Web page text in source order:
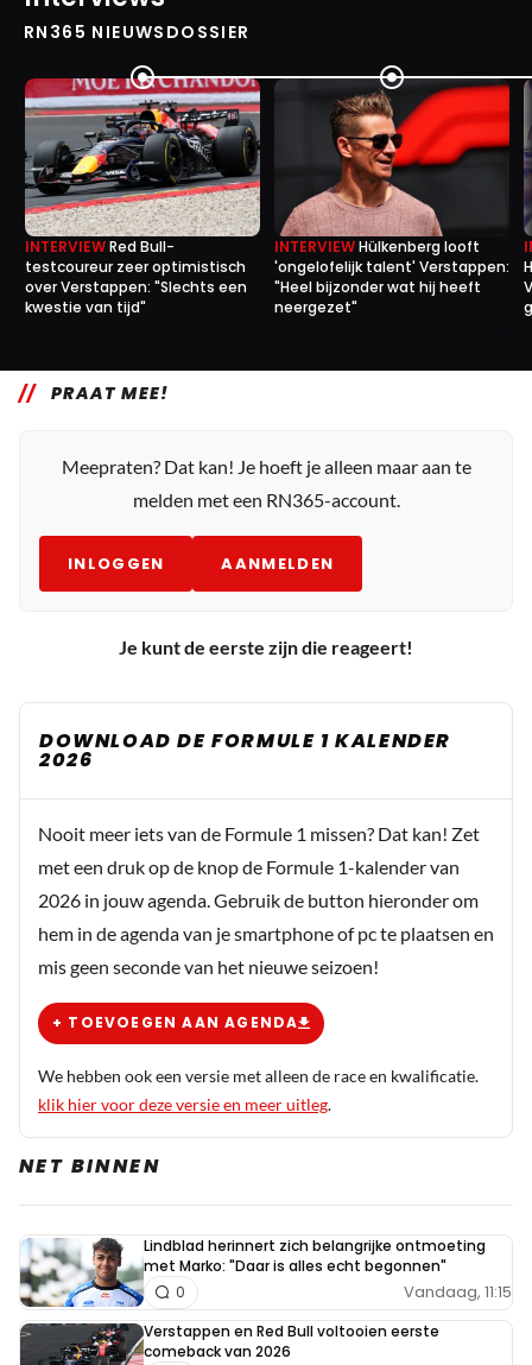
RN365 NIEUWSDOSSIER
INTERVIEWRed Bull-
testcoureur zeer optimistisch
over Verstappen: "Slechts een
kwestie van tijd"
INTERVIEWHülkenberg looft
'ongelofelijk talent' Verstappen:
"Heel bijzonder wat hij heeft
neergezet"
PRAAT MEE!
Meepraten? Dat kan! Je hoeft je alleen maar aan te
melden met een RN365-account.
INLOGGEN AANMELDEN
Je kunt de eerste zijn die reageert!
DOWNLOAD DE FORMULE 1 KALENDER
2026
Nooit meer iets van de Formule 1 missen? Dat kan! Zet
met een druk op de knop de Formule 1-kalender van
2026 in jouw agenda. Gebruik de button hieronder om
hem in de agenda van je smartphone of pc te plaatsen en
mis geen seconde van het nieuwe seizoen!
+ TOEVOEGEN AAN AGENDA
We hebben ook een versie met alleen de race en kwalificatie.
klik hier voor deze versie en meer uitleg.
NET BINNEN
Lindblad herinnert zich belangrijke ontmoeting
met Marko: "Daar is alles echt begonnen"
Vandaag, 11:15
0
Verstappen en Red Bull voltooien eerste
comeback van 2026